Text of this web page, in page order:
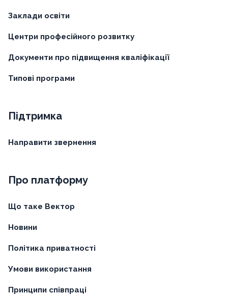
Заклади освіти
Центри професійного розвитку
Документи про підвищення кваліфікації
Типові програми
Підтримка
Направити звернення
Про платформу
Що таке Вектор
Новини
Політика приватності
Умови використання
Принципи співпраці